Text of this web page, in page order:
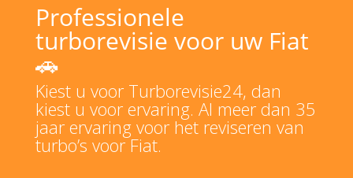
Professionele
turborevisie voor uw Fiat
🚗
Kiest u voor Turborevisie24, dan
kiest u voor ervaring. Al meer dan 35
jaar ervaring voor het reviseren van
turbo’s voor Fiat.